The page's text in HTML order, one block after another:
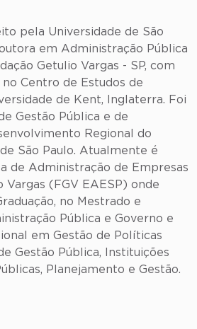
pela Universidade de São
em Administração Pública
Getulio Vargas - SP, com
Centro de Estudos de
de Kent, Inglaterra. Foi
Gestão Pública e de
Regional do
São Paulo. Atualmente é
de Administração de Empresas
Vargas (FGV EAESP) onde
no Mestrado e
Pública e Governo e
em Gestão de Políticas
Gestão Pública, Instituições
Planejamento e Gestão.